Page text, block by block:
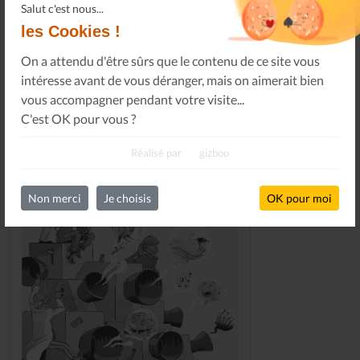
Salut c'est nous...
les Cookies !
On a attendu d'être sûrs que le contenu de ce site vous
intéresse avant de vous déranger, mais on aimerait bien
vous accompagner pendant votre visite...
C'est OK pour vous ?
Réalisé par gizboo
Non merci Je choisis OK pour moi